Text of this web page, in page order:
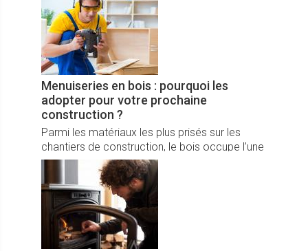
porte d’entrée dans un univers design et
décoratif.
Menuiseries en bois : pourquoi les
adopter pour votre prochaine
construction ?
Parmi les matériaux les plus prisés sur les
chantiers de construction, le bois occupe l’une
des meilleures places. Cela s’explique par la
diversité des éléments qu’il permet de
fabriquer, dont les plus populaires sont les
menuiseries.